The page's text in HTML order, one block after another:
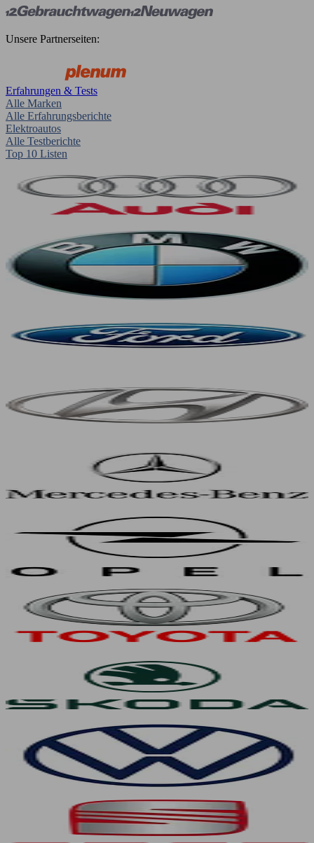
Unsere Partnerseiten:
Erfahrungen & Tests
Alle Marken
Alle Erfahrungsberichte
Elektroautos
Alle Testberichte
Top 10 Listen